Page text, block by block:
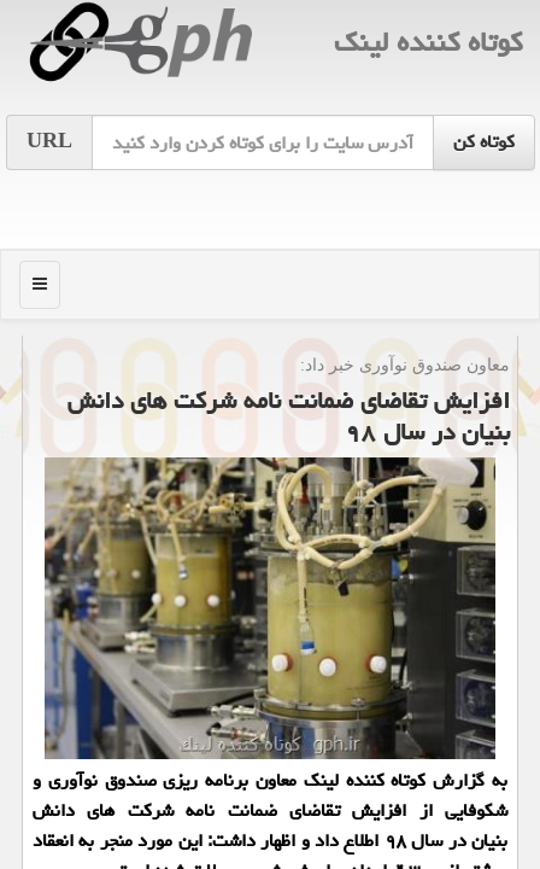
كوتاه كننده لینك
URL
منو
معاون صندوق نوآوری خبر داد:
افزایش تقاضای ضمانت نامه شركت های دانش
بنیان در سال ۹۸
به گزارش كوتاه كننده لینك معاون برنامه ریزی صندوق نوآوری و
شكوفایی از افزایش تقاضای ضمانت نامه شركت های دانش
بنیان در سال ۹۸ اطلاع داد و اظهار داشت: این مورد منجر به انعقاد